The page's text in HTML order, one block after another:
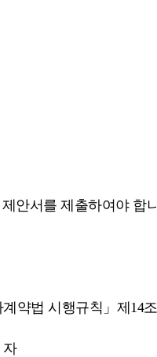
안서를 제출하여야 합
약법 시행규칙」제14
자